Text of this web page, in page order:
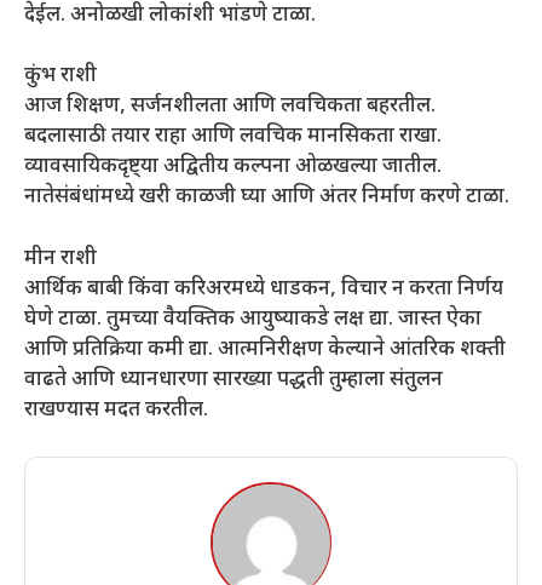
देईल. अनोळखी लोकांशी भांडणे टाळा.
कुंभ राशी
आज शिक्षण, सर्जनशीलता आणि लवचिकता बहरतील.
बदलासाठी तयार राहा आणि लवचिक मानसिकता राखा.
व्यावसायिकदृष्ट्या अद्वितीय कल्पना ओळखल्या जातील.
नातेसंबंधांमध्ये खरी काळजी घ्या आणि अंतर निर्माण करणे टाळा.
मीन राशी
आर्थिक बाबी किंवा करिअरमध्ये धाडकन, विचार न करता निर्णय
घेणे टाळा. तुमच्या वैयक्तिक आयुष्याकडे लक्ष द्या. जास्त ऐका
आणि प्रतिक्रिया कमी द्या. आत्मनिरीक्षण केल्याने आंतरिक शक्ती
वाढते आणि ध्यानधारणा सारख्या पद्धती तुम्हाला संतुलन
राखण्यास मदत करतील.